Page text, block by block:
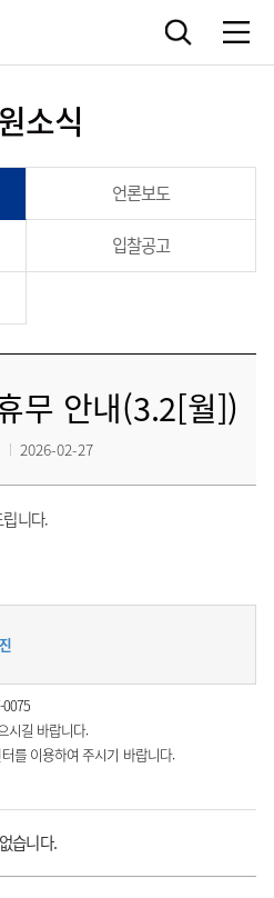
소식
언론보도
입찰공고
무 안내(3.2[월])
2026-02-27
니다.
시길 바랍니다.
를 이용하여 주시기 바랍니다.
습니다.